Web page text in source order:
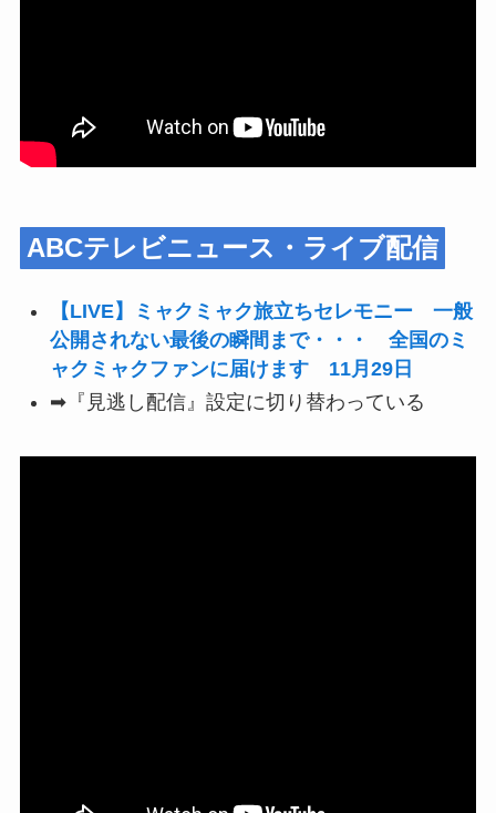
ABCテレビニュース・ライブ配信
【LIVE】ミャクミャク旅立ちセレモニー 一般
公開されない最後の瞬間まで・・・ 全国のミ
ャクミャクファンに届けます 11月29日
➡『見逃し配信』設定に切り替わっている